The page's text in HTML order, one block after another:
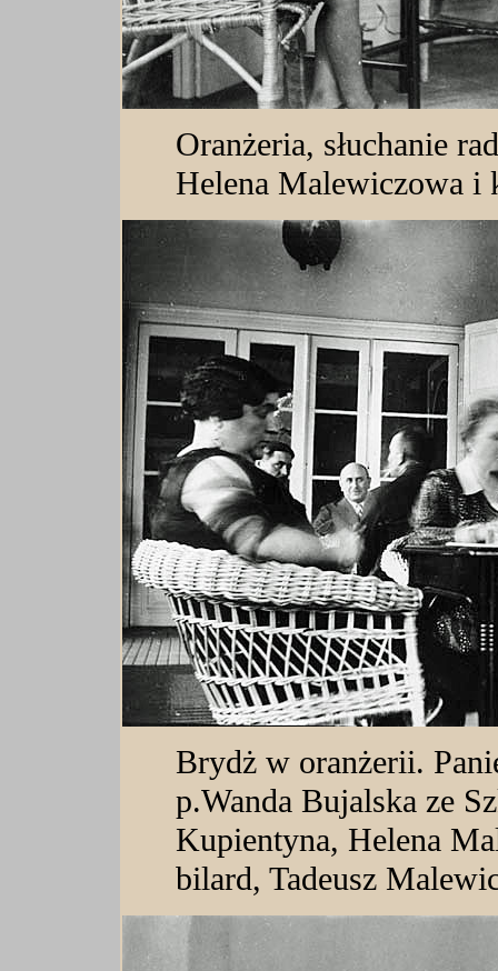
Oranżeria, słuchanie
Helena Malewiczowa i
Brydż w oranżerii.
p.Wanda Bujalska ze
Kupientyna, Helena
bilard, Tadeusz